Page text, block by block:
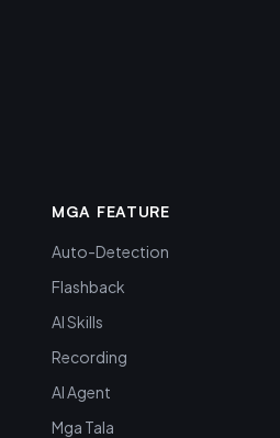
MGA FEATURE
Auto-Detection
Flashback
AI Skills
Recording
AI Agent
Mga Tala